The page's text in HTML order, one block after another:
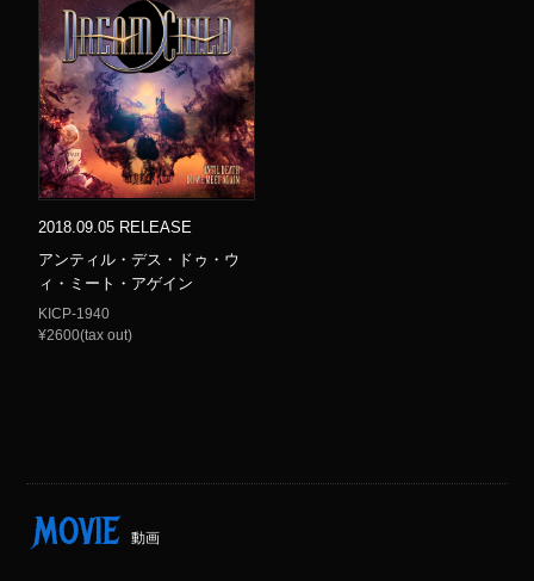
2018.09.05 RELEASE
アンティル・デス・ドゥ・ウ
ィ・ミート・アゲイン
KICP-1940
¥2600(tax out)
MOVIE 動画